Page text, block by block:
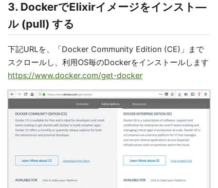
3. DockerでElixirイメージをインスト―
ル (pull) する
下記URLを、「Docker Community Edition (CE)」まで
スクロールし、利用OS毎のDockerをインストールします
https://www.docker.com/get-docker